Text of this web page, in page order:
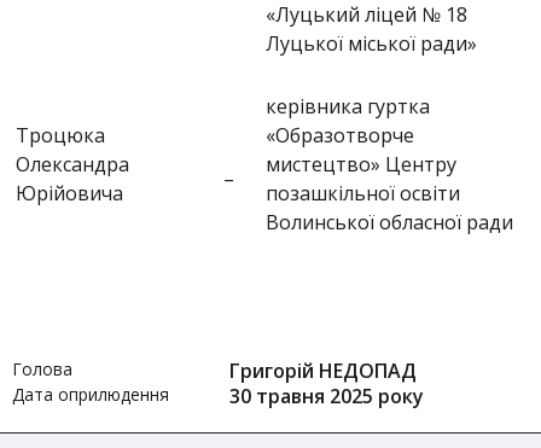
«Луцький ліцей № 18
Луцької міської ради»
Троцюка
Олександра
Юрійовича
–
керівника гуртка
«Образотворче
мистецтво» Центру
позашкільної освіти
Волинської обласної ради
Голова Григорій НЕДОПАД
Дата оприлюдення 30 травня 2025 року